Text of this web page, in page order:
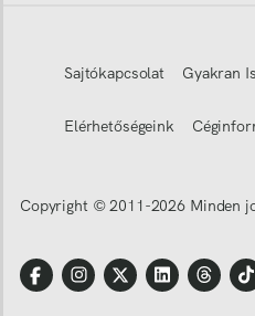
Sajtókapcsolat Gyakran
Elérhetőségeink
Copyright © 2011-2026 Minden